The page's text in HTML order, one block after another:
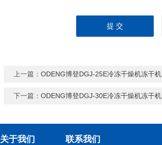
上一篇：ODENG博登DGJ-25E冷冻干燥机冻干机
下一篇：ODENG博登DGJ-30E冷冻干燥机冻干机
关于我们 联系我们